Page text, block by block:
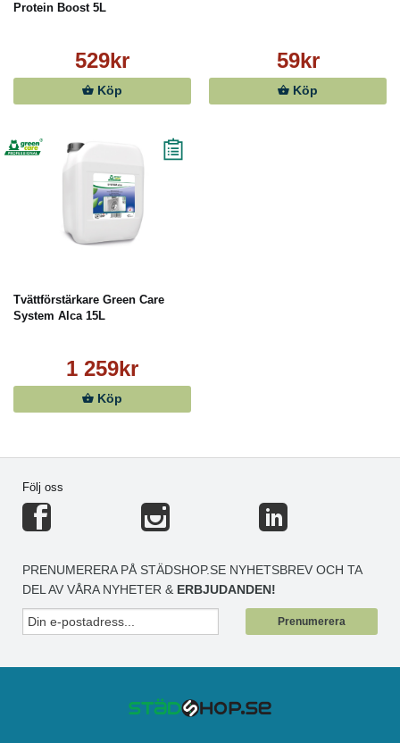
Protein Boost 5L
529kr
Köp
59kr
Köp
Tvättförstärkare Green Care
System Alca 15L
1 259kr
Köp
Följ oss
PRENUMERERA PÅ STÄDSHOP.SE NYHETSBREV OCH TA
DEL AV VÅRA NYHETER & ERBJUDANDEN!
Prenumerera